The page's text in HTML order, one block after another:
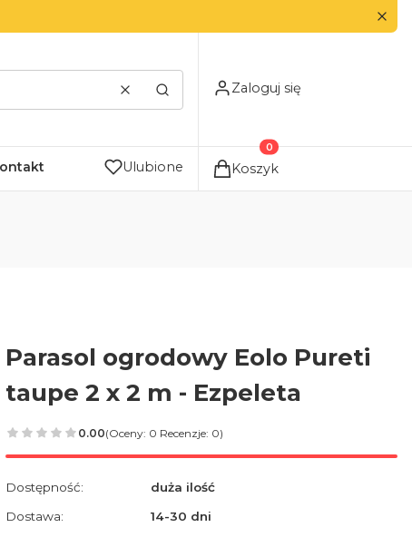
WyczyśćSzukaj
Zaloguj się
Ulubione
Produkty w koszyku: 0.
Koszyk
Parasol ogrodowy Eolo Pureti
taupe 2 x 2 m - Ezpeleta
0.00(Oceny: 0 Recenzje: 0)
Dostępność:
duża ilość
Dostawa:
14-30 dni